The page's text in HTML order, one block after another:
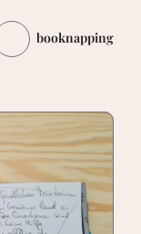
booknapping